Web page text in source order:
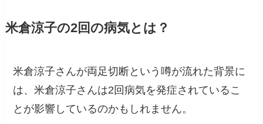
米倉涼子の2回の病気とは？
米倉涼子さんが両足切断という噂が流れた背景に
は、米倉涼子さんは2回病気を発症されているこ
とが影響しているのかもしれません。